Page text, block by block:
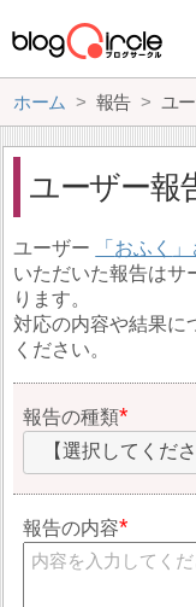
ホーム 報告 ユ
ユーザー報
ユーザー おふく
いただいた報告はサ
ります。
対応の内容や結果に
ください。
報告の種類
【選択してくださ
報告の内容